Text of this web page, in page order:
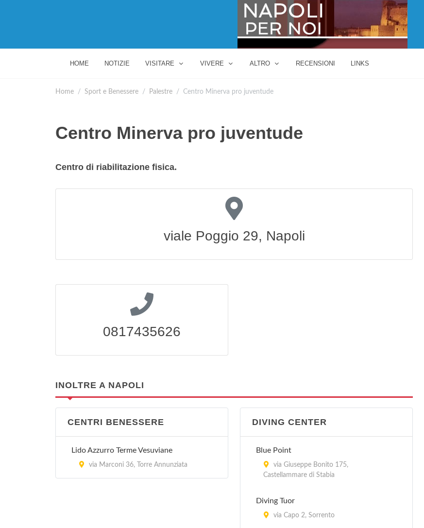
HOME NOTIZIE VISITARE VIVERE ALTRO RECENSIONI LINKS
Home Sport e Benessere Palestre Centro Minerva pro juventude
Centro Minerva pro juventude
Centro di riabilitazione fisica.
viale Poggio 29, Napoli
0817435626
INOLTRE A NAPOLI
CENTRI BENESSERE
Lido Azzurro Terme Vesuviane
via Marconi 36, Torre Annunziata
DIVING CENTER
Blue Point
via Giuseppe Bonito 175,
Castellammare di Stabia
Diving Tuor
via Capo 2, Sorrento